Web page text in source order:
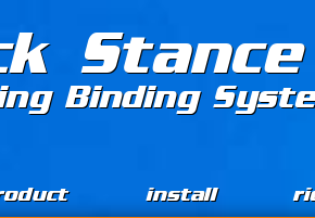
Binding
install